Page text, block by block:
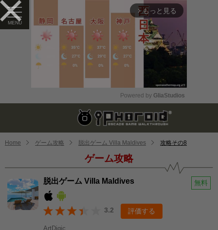
arrow_forward_ios もっと見る
Mute
Powered by GliaStudios
Home ゲーム攻略 脱出ゲーム Villa Maldives 攻略その8
ゲーム攻略
脱出ゲーム Villa Maldives 無料
3.2 評価する
ArtDigic